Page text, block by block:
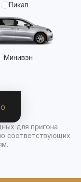
Пикап
Минивэн
для пригона
соответствующих